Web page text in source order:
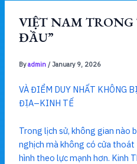
VIỆT NAM TRONG
ĐẦU”
Byadmin / January 9, 2026
VÀ ĐIỂM DUY NHẤT KHÔNG
ĐỊA–KINH TẾ
Trong lịch sử, không gian nào
nghịch mà không có cửa
hình theo lực mạnh hơn. Kinh